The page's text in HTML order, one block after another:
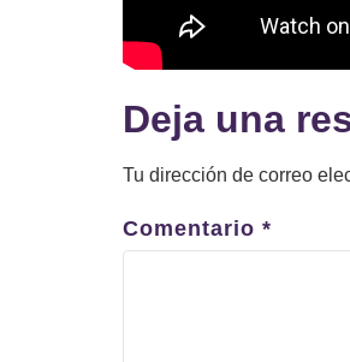
Deja una
Tu dirección de correo
Comentario *